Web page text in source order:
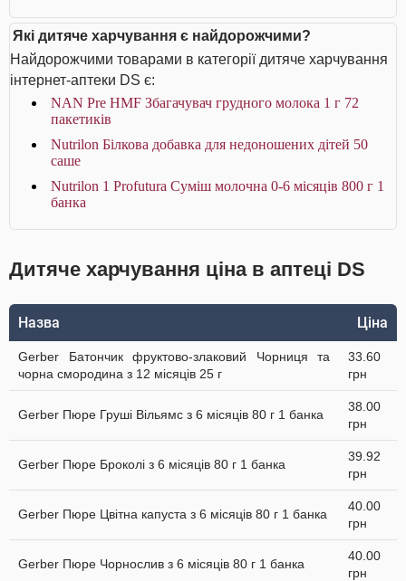
Які дитяче харчування є найдорожчими?
Найдорожчими товарами в категорії дитяче харчування
інтернет-аптеки DS є:
NAN Pre HMF Збагачувач грудного молока 1 г 72
пакетиків
Nutrilon Білкова добавка для недоношених дітей 50
саше
Nutrilon 1 Profutura Суміш молочна 0-6 місяців 800 г 1
банка
Дитяче харчування ціна в аптеці DS
Назва Ціна
Gerber Батончик фруктово-злаковий Чорниця та
чорна смородина з 12 місяців 25 г
33.60
грн
Gerber Пюре Груші Вільямс з 6 місяців 80 г 1 банка
38.00
грн
Gerber Пюре Броколі з 6 місяців 80 г 1 банка
39.92
грн
Gerber Пюре Цвітна капуста з 6 місяців 80 г 1 банка
40.00
грн
Gerber Пюре Чорнослив з 6 місяців 80 г 1 банка
40.00
грн